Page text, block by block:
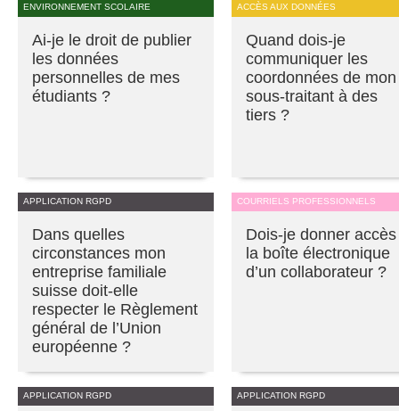
ENVIRONNEMENT SCOLAIRE
Ai-je le droit de publier
les données
personnelles de mes
étudiants ?
ACCÈS AUX DONNÉES
Quand dois-je
communiquer les
coordonnées de mon
sous-traitant à des
tiers ?
APPLICATION RGPD
Dans quelles
circonstances mon
entreprise familiale
suisse doit-elle
respecter le Règlement
général de l’Union
européenne ?
COURRIELS PROFESSIONNELS
Dois-je donner
la boîte électronique
d’un collaborateur ?
APPLICATION RGPD APPLICATION RGPD